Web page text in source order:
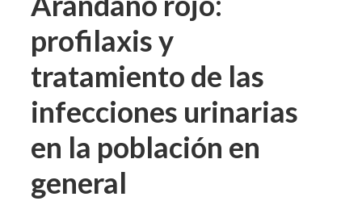
profilaxis y
tratamiento de las
infecciones urinarias
en la población en
general